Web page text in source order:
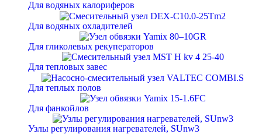
Для водяных калориферов
Для водяных охладителей
Для гликолевых рекуператоров
Для тепловых завес
Для теплых полов
Для фанкойлов
Узлы регулирования нагревателей, SUnw3